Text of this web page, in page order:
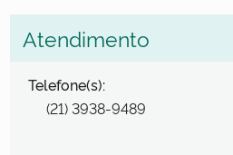
Atendimento
Telefone(s):
(21) 3938-9489